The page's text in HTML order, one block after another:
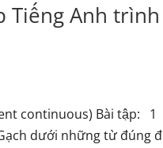
Tiếng Anh
continuous) Bài
dưới những từ